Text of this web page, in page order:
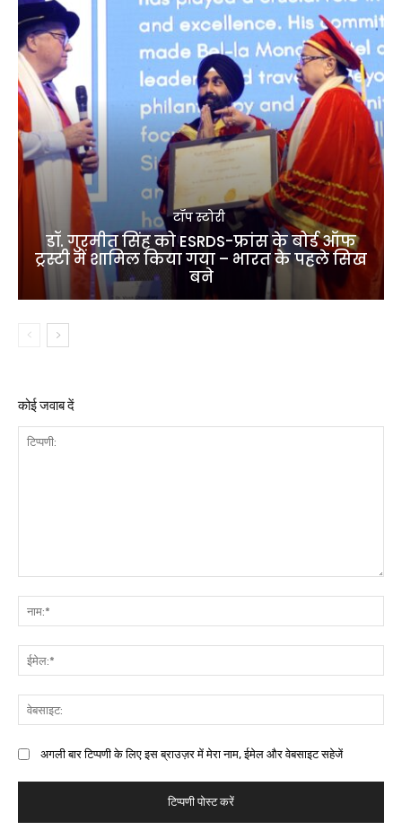
टॉप स्टोरी
डॉ. गुरमीत सिंह को ESRDS-फ्रांस के बोर्ड ऑफ
ट्रस्टी में शामिल किया गया – भारत के पहले सिख
बने
कोई जवाब दें
अगली बार टिप्पणी के लिए इस ब्राउज़र में मेरा नाम, ईमेल और वेबसाइट सहेजें